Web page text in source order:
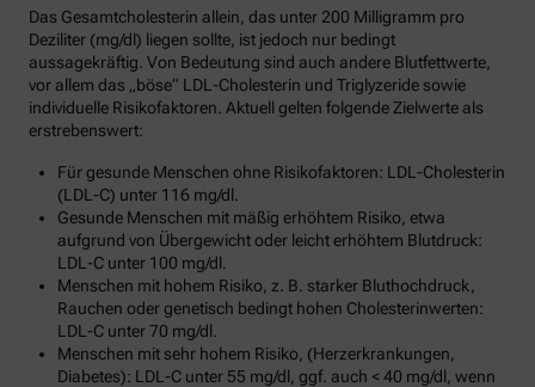
Das Gesamtcholesterin allein, das unter 200 Milligramm pro
Deziliter (mg/dl) liegen sollte, ist jedoch nur bedingt
aussagekräftig. Von Bedeutung sind auch andere Blutfettwerte,
vor allem das „böse“ LDL-Cholesterin und Triglyzeride sowie
individuelle Risikofaktoren. Aktuell gelten folgende Zielwerte als
erstrebenswert:
Für gesunde Menschen ohne Risikofaktoren: LDL-Cholesterin
(LDL-C) unter 116 mg/dl.
Gesunde Menschen mit mäßig erhöhtem Risiko, etwa
aufgrund von Übergewicht oder leicht erhöhtem Blutdruck:
LDL-C unter 100 mg/dl.
Menschen mit hohem Risiko, z. B. starker Bluthochdruck,
Rauchen oder genetisch bedingt hohen Cholesterinwerten:
LDL-C unter 70 mg/dl.
Menschen mit sehr hohem Risiko, (Herzerkrankungen,
Diabetes): LDL-C unter 55 mg/dl, ggf. auch < 40 mg/dl, wenn